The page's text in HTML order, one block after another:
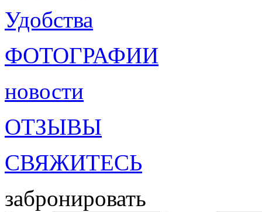
Удобства
ФОТОГРАФИИ
новости
ОТЗЫВЫ
СВЯЖИТЕСЬ
забронировать